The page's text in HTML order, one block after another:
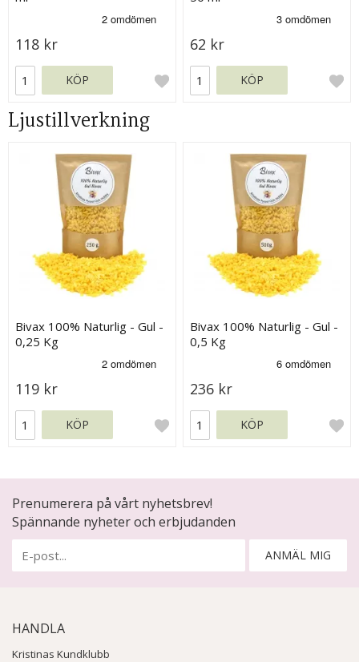
118 kr
KÖP
62 kr
KÖP
Ljustillverkning
Bivax 100% Naturlig - Gul -
0,25 Kg
119 kr
KÖP
Bivax 100% Naturlig - Gul -
0,5 Kg
236 kr
KÖP
Prenumerera på vårt nyhetsbrev!
Spännande nyheter och erbjudanden
ANMÄL MIG
HANDLA
Kristinas Kundklubb